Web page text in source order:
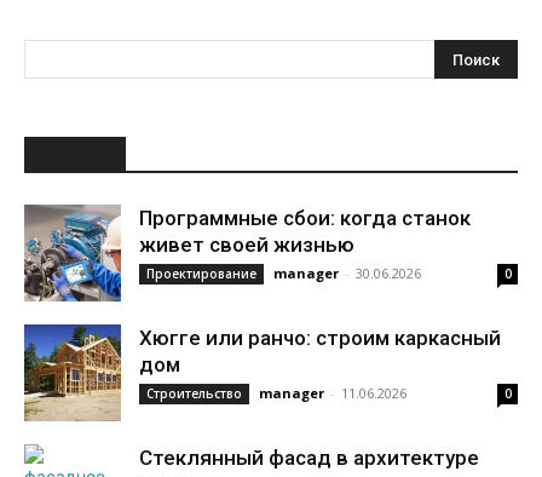
Программные сбои: когда станок
живет своей жизнью
Проектирование manager - 30.06.2026 0
Хюгге или ранчо: строим каркасный
дом
Строительство manager - 11.06.2026 0
Стеклянный фасад в архитектуре